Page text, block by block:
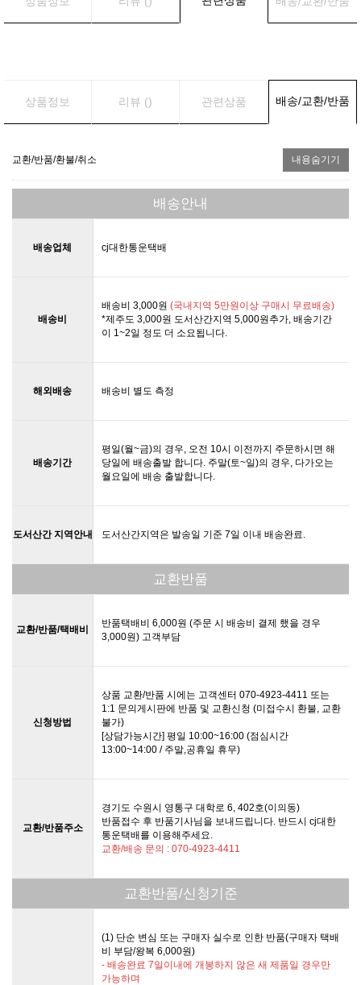
상품정보 리뷰 () 관련상품 배송/교환/반품
교환/반품/환불/취소 내용숨기기
배송안내
배송업체 cj대한통운택배
배송비
배송비 3,000원 (국내지역 5만원이상 구매시 무료배송)
*제주도 3,000원 도서산간지역 5,000원추가, 배송기간
이 1~2일 정도 더 소요됩니다.
해외배송 배송비 별도 측정
배송기간
평일(월~금)의 경우, 오전 10시 이전까지 주문하시면 해
당일에 배송출발 합니다. 주말(토~일)의 경우, 다가오는
월요일에 배송 출발합니다.
도서산간 지역안내 도서산간지역은 발송일 기준 7일 이내 배송완료.
교환반품
교환/반품/택배비
반품택배비 6,000원 (주문 시 배송비 결제 했을 경우
3,000원) 고객부담
신청방법
상품 교환/반품 시에는 고객센터 070-4923-4411 또는
1:1 문의게시판에 반품 및 교환신청 (미접수시 환불, 교환
불가)
[상담가능시간] 평일 10:00~16:00 (점심시간
13:00~14:00 / 주말,공휴일 휴무)
교환/반품주소
경기도 수원시 영통구 대학로 6, 402호(이의동)
반품접수 후 반품기사님을 보내드립니다. 반드시 cj대한
통운택배를 이용해주세요.
교환/배송 문의 : 070-4923-4411
교환반품/신청기준
(1) 단순 변심 또는 구매자 실수로 인한 반품(구매자 택배
비 부담/왕복 6,000원)
- 배송완료 7일이내에 개봉하지 않은 새 제품일 경우만
가능하며